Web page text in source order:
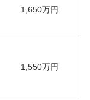
1,650万円
1,550万円